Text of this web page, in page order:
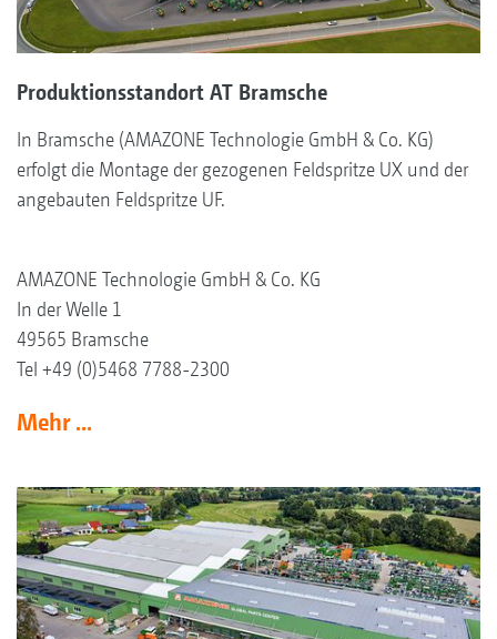
Produktionsstandort AT Bramsche
In Bramsche (AMAZONE Technologie GmbH & Co. KG)
erfolgt die Montage der gezogenen Feldspritze UX und der
angebauten Feldspritze UF.
AMAZONE Technologie GmbH & Co. KG
In der Welle 1
49565 Bramsche
Tel +49 (0)5468 7788-2300
Mehr ...